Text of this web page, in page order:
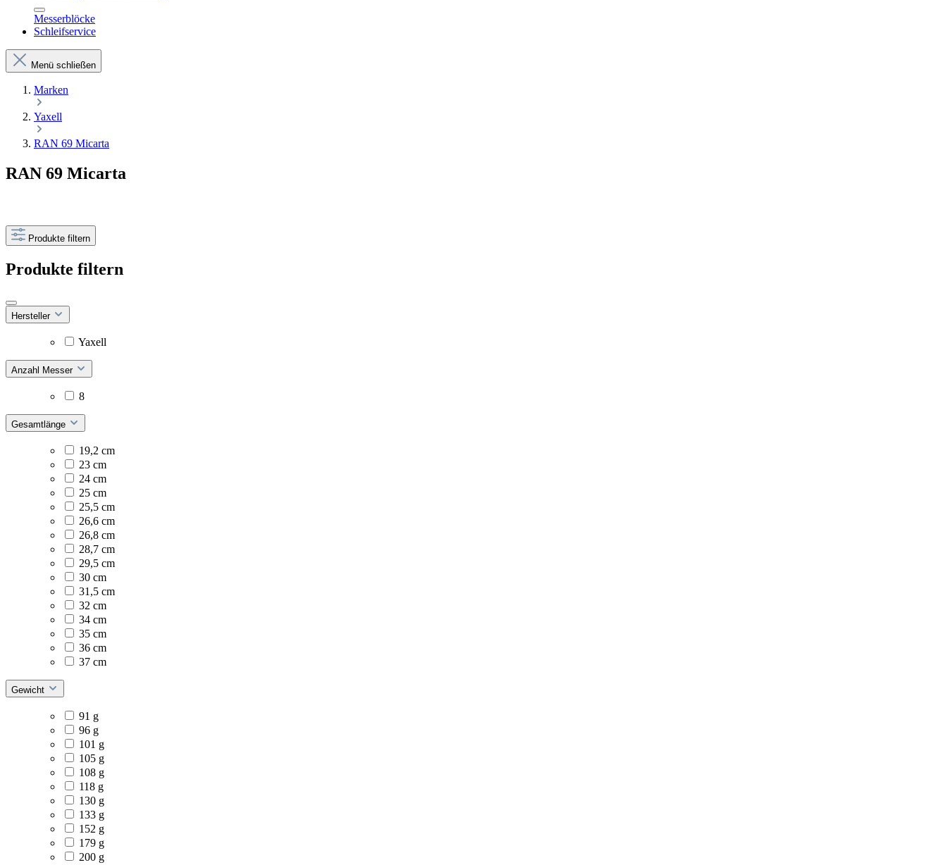
Messerblöcke
Schleifservice
Menü schließen
Marken
Yaxell
RAN 69 Micarta
RAN 69 Micarta
Produkte filtern
Produkte filtern
Hersteller
Yaxell
Anzahl Messer
8
Gesamtlänge
19,2 cm
23 cm
24 cm
25 cm
25,5 cm
26,6 cm
26,8 cm
28,7 cm
29,5 cm
30 cm
31,5 cm
32 cm
34 cm
35 cm
36 cm
37 cm
Gewicht
91 g
96 g
101 g
105 g
108 g
118 g
130 g
133 g
152 g
179 g
200 g